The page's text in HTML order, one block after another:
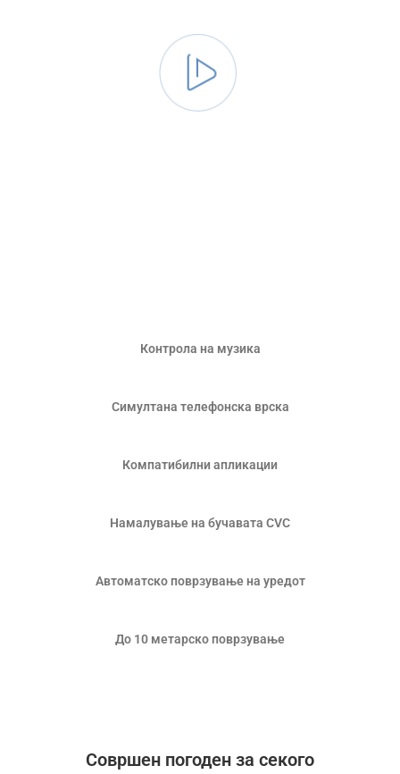
Контрола на музика
Симултана телефонска врска
Компатибилни апликации
Намалување на бучавата CVC
Автоматско поврзување на уредот
До 10 метарско поврзување
Совршен погоден за секого